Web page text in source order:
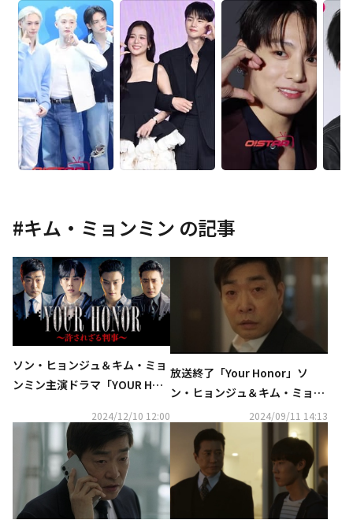
#キム・ミョンミン の記事
ソン・ヒョンジュ＆キム・ミョ
ンミン主演ドラマ「YOUR HON
年1月より日本初放送2024/12/10 12:00
放送終了「Your Honor」ソ
ン・ヒョンジュ＆キム・ミョン
ミン、2人の父性愛の対決の行
方は【ネタバレあり】
2024/09/11 14:13